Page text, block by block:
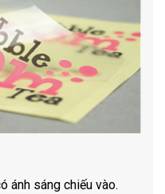
ánh sáng chiếu vào.